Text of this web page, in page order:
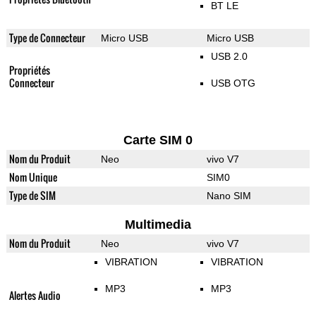
BT LE
Type de Connecteur Micro USB Micro USB
Propriétés
Connecteur
USB 2.0
USB OTG
Carte SIM 0
Nom du Produit Neo vivo V7
Nom Unique SIM0
Type de SIM Nano SIM
Multimedia
Nom du Produit Neo vivo V7
Alertes Audio
VIBRATION
MP3
VIBRATION
MP3